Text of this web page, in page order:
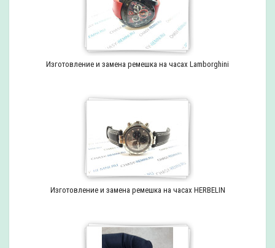
Изготовление и замена ремешка на часах Lamborghini
Изготовление и замена ремешка на часах HERBELIN